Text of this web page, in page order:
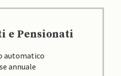
e Pensionati
automatico
annuale